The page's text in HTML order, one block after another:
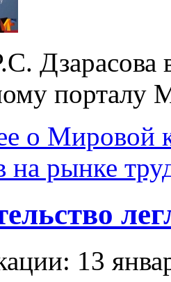
Дзарасова
порталу
о Мировой
на рынке
13